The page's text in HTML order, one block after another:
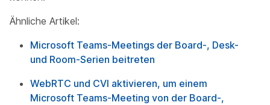
Ähnliche Artikel:
Microsoft Teams-Meetings der Board-, Desk-
und Room-Serien beitreten
WebRTC und CVI aktivieren, um einem
Microsoft Teams-Meeting von der Board-,